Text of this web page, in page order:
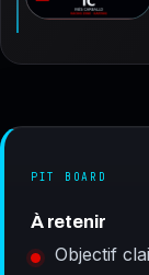
PIT BOARD
À retenir
Objectif